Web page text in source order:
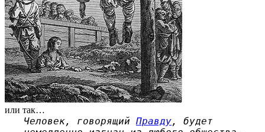
или так…
Человек, говорящий Правду, будет